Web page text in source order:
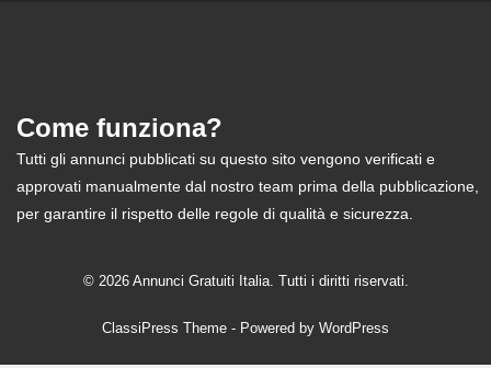
Come funziona?
Tutti gli annunci pubblicati su questo sito vengono verificati e
approvati manualmente dal nostro team prima della pubblicazione,
per garantire il rispetto delle regole di qualità e sicurezza.
© 2026 Annunci Gratuiti Italia. Tutti i diritti riservati.
ClassiPress Theme - Powered by WordPress